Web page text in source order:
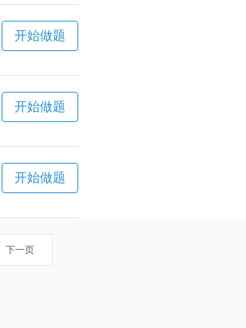
开始做题
开始做题
开始做题
下一页